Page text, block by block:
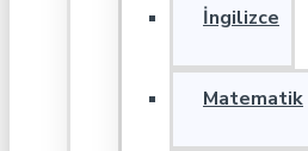
İngilizce
Matematik